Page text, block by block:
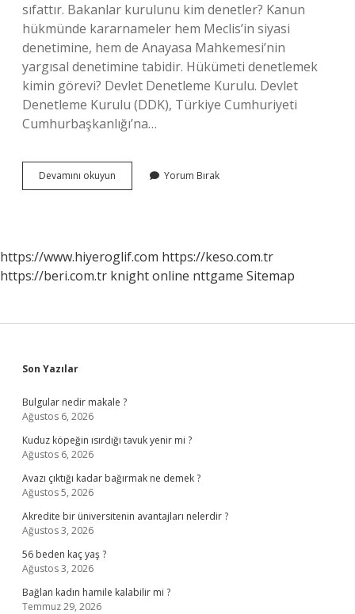
sıfattır. Bakanlar kurulunu kim denetler? Kanun
hükmünde kararnameler hem Meclis’in siyasi
denetimine, hem de Anayasa Mahkemesi’nin
yargısal denetimine tabidir. Hükümeti denetlemek
kimin görevi? Devlet Denetleme Kurulu. Devlet
Denetleme Kurulu (DDK), Türkiye Cumhuriyeti
Cumhurbaşkanlığı’na…
Devamını okuyun Bakanları
Denetleme
Yorum Bırak
https://www.hiyeroglif.com https://keso.com.tr
https://beri.com.tr knight online nttgame Sitemap
Sidebar
Son Yazılar
Bulgular nedir makale ?
Ağustos 6, 2026
Kuduz köpeğin ısırdığı tavuk yenir mi ?
Ağustos 6, 2026
Avazı çıktığı kadar bağırmak ne demek ?
Ağustos 5, 2026
Akredite bir üniversitenin avantajları nelerdir ?
Ağustos 3, 2026
56 beden kaç yaş ?
Ağustos 3, 2026
Bağlan kadın hamile kalabilir mi ?
Temmuz 29, 2026